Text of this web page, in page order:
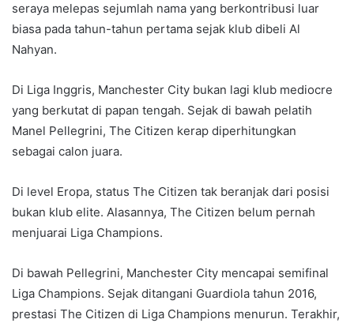
seraya melepas sejumlah nama yang berkontribusi luar
biasa pada tahun-tahun pertama sejak klub dibeli Al
Nahyan.
Di Liga Inggris, Manchester City bukan lagi klub mediocre
yang berkutat di papan tengah. Sejak di bawah pelatih
Manel Pellegrini, The Citizen kerap diperhitungkan
sebagai calon juara.
Di level Eropa, status The Citizen tak beranjak dari posisi
bukan klub elite. Alasannya, The Citizen belum pernah
menjuarai Liga Champions.
Di bawah Pellegrini, Manchester City mencapai semifinal
Liga Champions. Sejak ditangani Guardiola tahun 2016,
prestasi The Citizen di Liga Champions menurun. Terakhir,